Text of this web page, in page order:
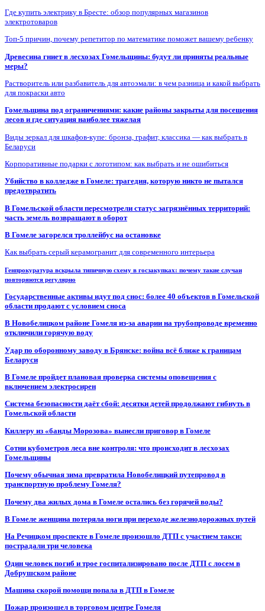
Где купить электрику в Бресте: обзор популярных магазинов
электротоваров
Топ-5 причин, почему репетитор по математике поможет вашему ребенку
Древесина гниет в лесхозах Гомельщины: будут ли приняты реальные
меры?
Растворитель или разбавитель для автоэмали: в чем разница и какой выбрать
для покраски авто
Гомельщина под ограничениями: какие районы закрыты для посещения
лесов и где ситуация наиболее тяжелая
Виды зеркал для шкафов-купе: бронза, графит, классика — как выбрать в
Беларуси
Корпоративные подарки с логотипом: как выбрать и не ошибиться
Убийство в колледже в Гомеле: трагедия, которую никто не пытался
предотвратить
В Гомельской области пересмотрели статус загрязнённых территорий:
часть земель возвращают в оборот
В Гомеле загорелся троллейбус на остановке
Как выбрать серый керамогранит для современного интерьера
Генпрокуратура вскрыла типичную схему в госзакупках: почему такие случаи
повторяются регулярно
Государственные активы идут под снос: более 40 объектов в Гомельской
области продают с условием сноса
В Новобелицком районе Гомеля из-за аварии на трубопроводе временно
отключили горячую воду
Удар по оборонному заводу в Брянске: война всё ближе к границам
Беларуси
В Гомеле пройдет плановая проверка системы оповещения с
включением электросирен
Система безопасности даёт сбой: десятки детей продолжают гибнуть в
Гомельской области
Киллеру из «банды Морозова» вынесли приговор в Гомеле
Сотни кубометров леса вне контроля: что происходит в лесхозах
Гомельщины
Почему обычная зима превратила Новобелицкий путепровод в
транспортную проблему Гомеля?
Почему два жилых дома в Гомеле остались без горячей воды?
В Гомеле женщина потеряла ноги при переходе железнодорожных путей
На Речицком проспекте в Гомеле произошло ДТП с участием такси:
пострадали три человека
Один человек погиб и трое госпитализировано после ДТП с лосем в
Добрушском районе
Машина скорой помощи попала в ДТП в Гомеле
Пожар произошел в торговом центре Гомеля